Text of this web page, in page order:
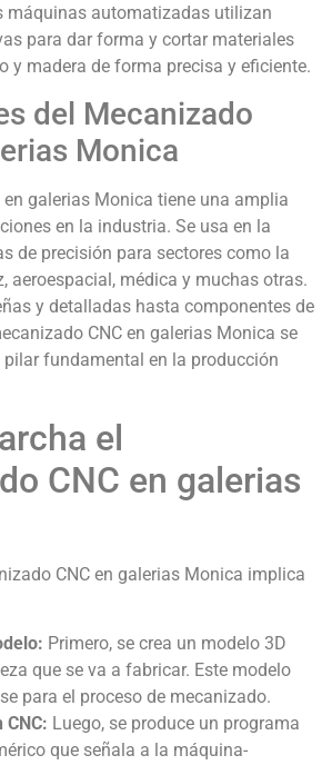
máquinas automatizadas utilizan
para dar forma y cortar materiales
y madera de forma precisa y eficiente.
del Mecanizado
Monica
en galerias Monica tiene una amplia
en la industria. Se usa en la
de precisión para sectores como la
aeroespacial, médica y muchas otras.
y detalladas hasta componentes de
CNC en galerias Monica se
pilar fundamental en la producción
el
CNC en galerias
CNC en galerias Monica implica
Primero, se crea un modelo 3D
que se va a fabricar. Este modelo
para el proceso de mecanizado.
Luego, se produce un programa
que señala a la máquina-